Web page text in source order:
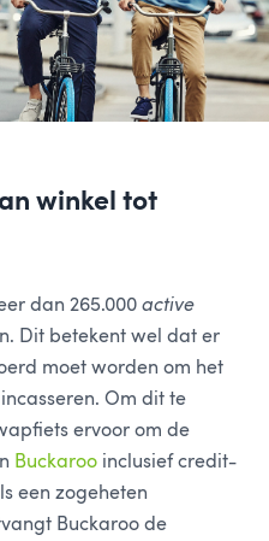
winkel tot
dan 265.000 active
Dit betekent wel dat er
moet worden om het
Om dit te
ervoor om de
Buckaroo inclusief credit-
een zogeheten
Buckaroo de